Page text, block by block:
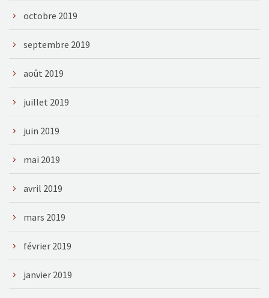
octobre 2019
septembre 2019
août 2019
juillet 2019
juin 2019
mai 2019
avril 2019
mars 2019
février 2019
janvier 2019